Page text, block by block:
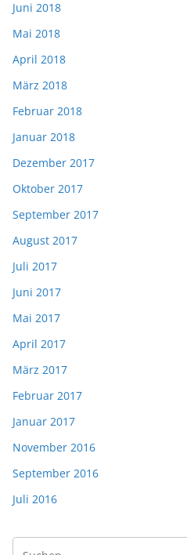
Juni 2018
Mai 2018
April 2018
März 2018
Februar 2018
Januar 2018
Dezember 2017
Oktober 2017
September 2017
August 2017
Juli 2017
Juni 2017
Mai 2017
April 2017
März 2017
Februar 2017
Januar 2017
November 2016
September 2016
Juli 2016